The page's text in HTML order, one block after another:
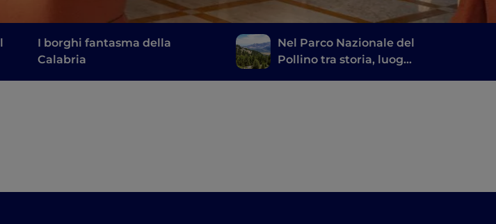
I borghi fantasma della
Calabria
Nel Parco Nazionale del
Pollino tra storia, luoghi